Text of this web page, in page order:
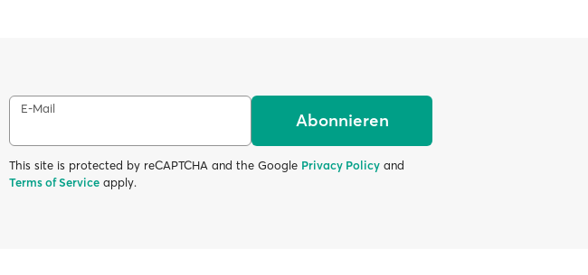
E-Mail
Abonnieren
This site is protected by reCAPTCHA and the Google Privacy Policy and
Terms of Service apply.